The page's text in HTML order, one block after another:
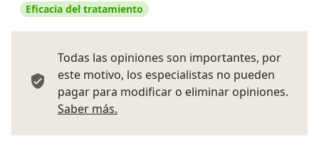
Eficacia del tratamiento
Todas las opiniones son importantes, por
este motivo, los especialistas no pueden
pagar para modificar o eliminar opiniones.
Saber más.